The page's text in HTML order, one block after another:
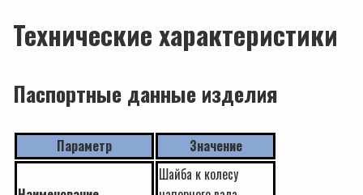
Технические характеристики
Паспортные данные изделия
Параметр Значение
Шайба к колесу